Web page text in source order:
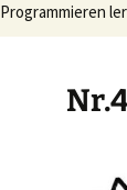
Programmieren